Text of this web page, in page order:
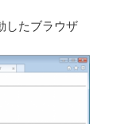
したブラウザ